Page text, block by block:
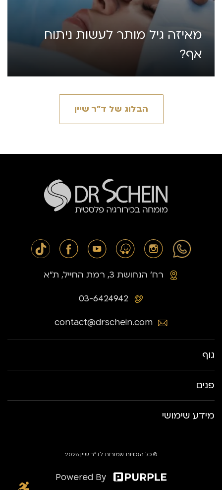
מאיזה גיל מותר לעשות ניתוח
אף?
הבלוג של ד״ר שיין
03-6424942
רח׳ הנחושת 3, רמת החייל, ת״א
contact@drschein.com
גוף
פנים
מידע שימושי
© כל הזכויות שמורות לד״ר שיין 2026
Powered By